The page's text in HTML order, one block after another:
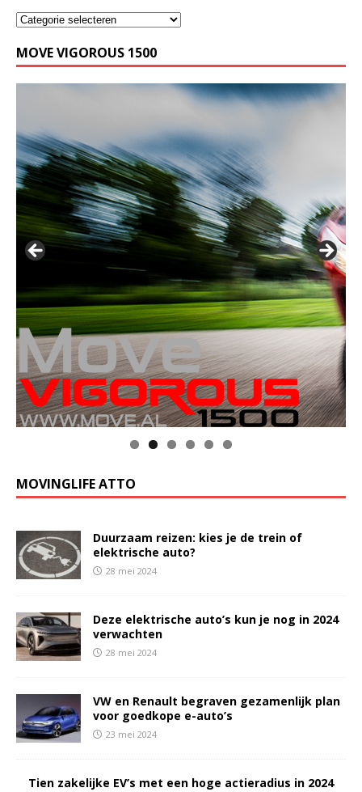
MOVE VIGOROUS 1500
MOVINGLIFE ATTO
Duurzaam reizen: kies je de trein of
elektrische auto?
28 mei 2024
Deze elektrische auto’s kun je nog in 2024
verwachten
28 mei 2024
VW en Renault begraven gezamenlijk plan
voor goedkope e-auto’s
23 mei 2024
Tien zakelijke EV’s met een hoge actieradius in 2024